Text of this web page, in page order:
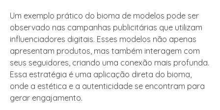
Um exemplo prático do bioma de modelos pode ser
observado nas campanhas publicitárias que utilizam
influenciadores digitais. Esses modelos não apenas
apresentam produtos, mas também interagem com
seus seguidores, criando uma conexão mais profunda.
Essa estratégia é uma aplicação direta do bioma,
onde a estética e a autenticidade se encontram para
gerar engajamento.